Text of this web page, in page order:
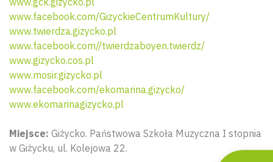
www.facebook.com/GizyckieCentrumKultury/
www.twierdza.gizycko.pl
www.facebook.com//twierdzaboyen.twierdz/
www.gizycko.cos.pl
www.mosir.gizycko.pl
www.facebook.com/ekomarina.gizycko/
www.ekomarinagizycko.pl
Miejsce: Giżycko. Państwowa Szkoła Muzyczna I stopnia
w Giżycku, ul. Kolejowa 22.